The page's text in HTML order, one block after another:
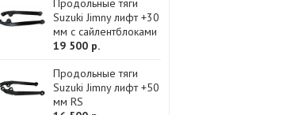
Продольные тяги
Suzuki Jimny лифт +30
мм с сайлентблоками
19 500 р.
Продольные тяги
Suzuki Jimny лифт +50
мм RS